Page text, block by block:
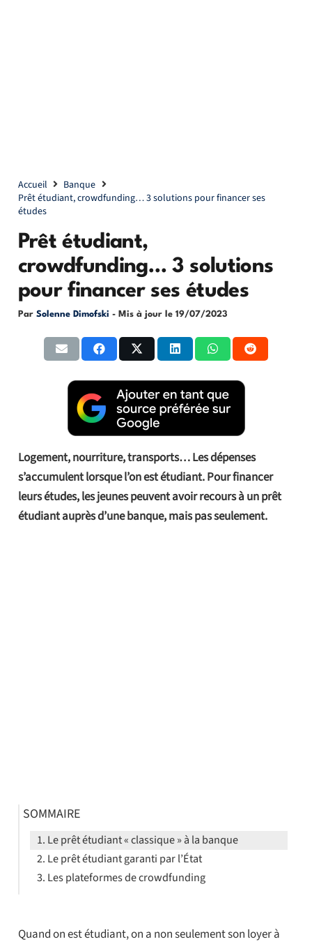
Accueil
Banque
Prêt étudiant, crowdfunding… 3 solutions pour financer ses
études
Prêt étudiant,
crowdfunding… 3 solutions
pour financer ses études
Par Solenne Dimofski - Mis à jour le 19/07/2023
Logement, nourriture, transports… Les dépenses
s’accumulent lorsque l’on est étudiant. Pour financer
leurs études, les jeunes peuvent avoir recours à un prêt
étudiant auprès d’une banque, mais pas seulement.
Quand on est étudiant, on a non seulement son loyer à
SOMMAIRE
Le prêt étudiant « classique » à la banque
Le prêt étudiant garanti par l’État
Les plateformes de crowdfunding